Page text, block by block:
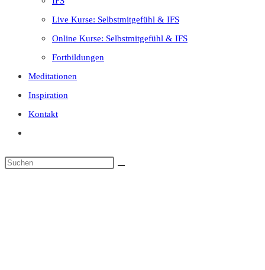
Live Kurse: Selbstmitgefühl & IFS
Online Kurse: Selbstmitgefühl & IFS
Fortbildungen
Meditationen
Inspiration
Kontakt